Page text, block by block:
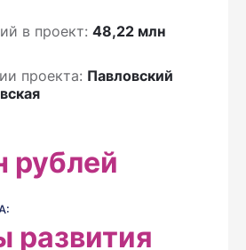
в проект: 48,22 млн
проекта: Павловский
рублей
развития